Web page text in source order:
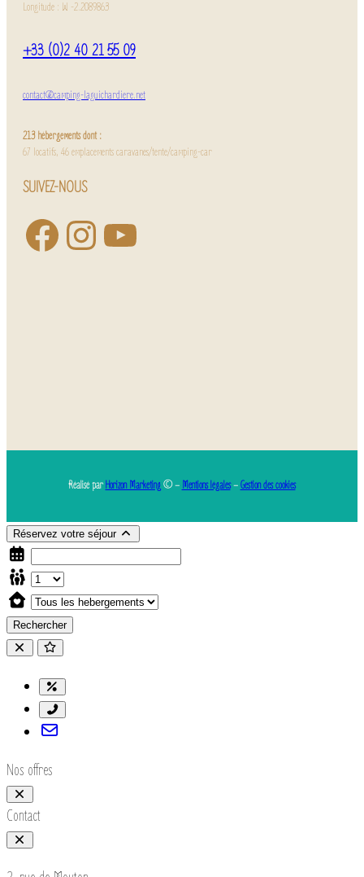
Longitude : W -2.2089863
+33 (0)2 40 21 55 09
contact@camping-laguichardiere.net
213 hébergements dont :
67 locatifs, 46 emplacements caravanes/tente/camping-car
SUIVEZ-NOUS
Réalisé parHorizon Marketing© – Mentions légales–Gestion des cookies
Réservez votre séjour
Rechercher
Nos offres
Contact